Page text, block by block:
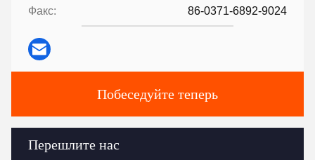
Факс: 86-0371-6892-9024
Побеседуйте теперь
Перешлите нас